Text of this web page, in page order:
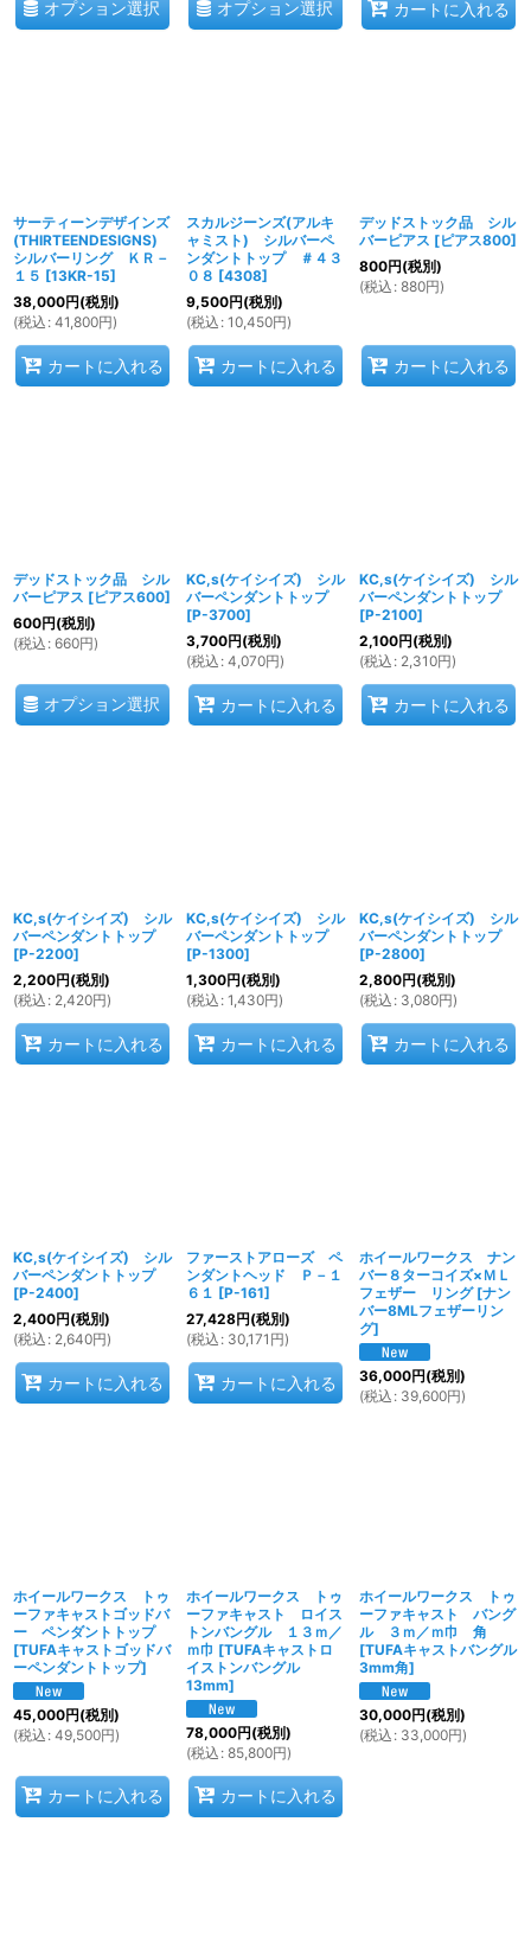
オプション選択 オプション選択 カートに入れる
サーティーンデザインズ
(THIRTEENDESIGNS)
シルバーリング ＫＲ－
１５ [13KR-15]
38,000円(税別)
(税込 : 41,800円)
カートに入れる
スカルジーンズ(アルキ
ャミスト) シルバーペ
ンダントトップ ＃４３
０８ [4308]
9,500円(税別)
(税込 : 10,450円)
カートに入れる
デッドストック品 シル
バーピアス [ピアス800]
800円(税別)
(税込 : 880円)
カートに入れる
デッドストック品 シル
バーピアス [ピアス600]
600円(税別)
(税込 : 660円)
オプション選択
KC,s(ケイシイズ) シル
バーペンダントトップ
[P-3700]
3,700円(税別)
(税込 : 4,070円)
カートに入れる
KC,s(ケイシイズ) シル
バーペンダントトップ
[P-2100]
2,100円(税別)
(税込 : 2,310円)
カートに入れる
KC,s(ケイシイズ) シル
バーペンダントトップ
[P-2200]
2,200円(税別)
(税込 : 2,420円)
カートに入れる
KC,s(ケイシイズ) シル
バーペンダントトップ
[P-1300]
1,300円(税別)
(税込 : 1,430円)
カートに入れる
KC,s(ケイシイズ) シル
バーペンダントトップ
[P-2800]
2,800円(税別)
(税込 : 3,080円)
カートに入れる
KC,s(ケイシイズ) シル
バーペンダントトップ
[P-2400]
2,400円(税別)
(税込 : 2,640円)
カートに入れる
ファーストアローズ ペ
ンダントヘッド Ｐ－１
６１ [P-161]
27,428円(税別)
(税込 : 30,171 円)
カートに入れる
ホイールワークス ナン
バー８ターコイズ×ＭＬ
フェザー リング [ナン
バー8MLフェザーリン
グ]
36,000円(税別)
(税込 : 39,600円)
ホイールワークス トゥ
ーファキャストゴッドバ
ー ペンダントトップ
[TUFAキャストゴッドバ
ーペンダントトップ]
45,000円(税別)
(税込 : 49,500円)
カートに入れる
ホイールワークス トゥ
ーファキャスト ロイス
トンバングル １３ｍ／
ｍ巾 [TUFAキャストロ
イストンバングル
13mm]
78,000円(税別)
(税込 : 85,800円)
カートに入れる
ホイールワークス トゥ
ーファキャスト バング
ル ３ｍ／ｍ巾 角
[TUFAキャストバングル
3mm角]
30,000円(税別)
(税込 : 33,000円)